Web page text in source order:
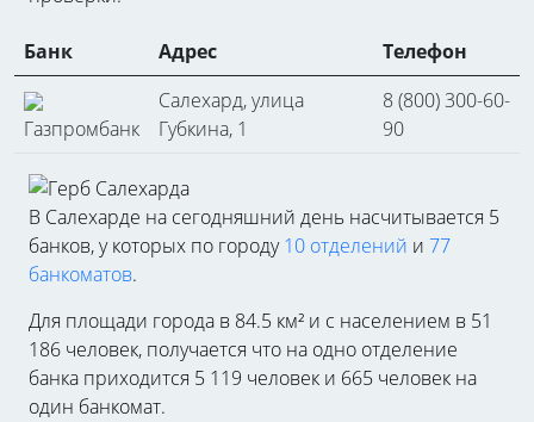
Банк Адрес Телефон
Газпромбанк
Салехард, улица
Губкина, 1
8 (800) 300-60-
90
В Салехарде на сегодняшний день насчитывается 5
банков, у которых по городу10 отделений и 77
банкоматов.
Для площади города в 84.5 км² и с населением в 51
186 человек, получается что на одно отделение
банка приходится 5 119 человек и 665 человек на
один банкомат.